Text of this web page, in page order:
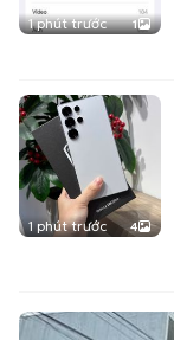
1 phút trước 1
1 phút trước 4